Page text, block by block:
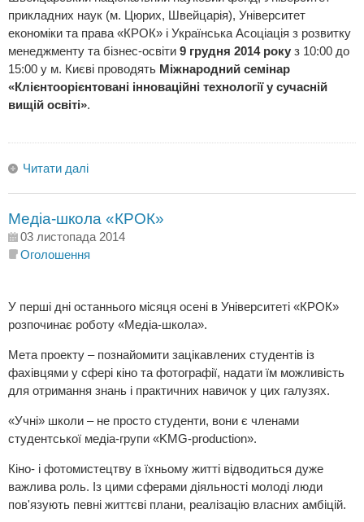
прикладних наук (м. Цюрих, Швейцарія), Університет
економіки та права «КРОК» і Українська Асоціація з розвитку
менеджменту та бізнес-освіти 9 грудня 2014 року з 10:00 до
15:00 у м. Києві проводять Міжнародний семінар
«Клієнтоорієнтовані інноваційні технології у сучасній
вищій освіті».
Читати далі
Медіа-школа «КРОК»
03 листопада 2014
Оголошення
У перші дні останнього місяця осені в Університеті «КРОК»
розпочинає роботу «Медіа-школа».
Мета проекту – познайомити зацікавлених студентів із
фахівцями у сфері кіно та фотографії, надати їм можливість
для отримання знань і практичних навичок у цих галузях.
«Учні» школи – не просто студенти, вони є членами
студентської медіа-групи «KMG-production».
Кіно- і фотомистецтву в їхньому житті відводиться дуже
важлива роль. Із цими сферами діяльності молоді люди
пов'язують певні життєві плани, реалізацію власних амбіцій.